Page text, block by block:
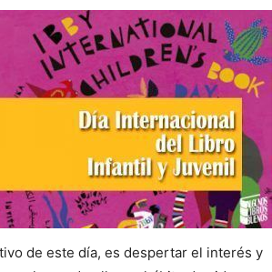
de este día, es despertar el interés y